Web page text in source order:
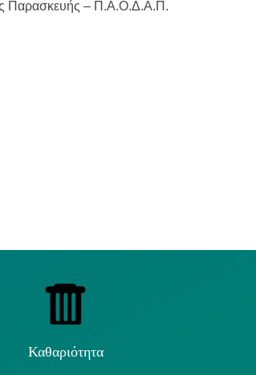
Παρασκευής – Π.Α.Ο.Δ.Α.Π.
Καθαριότητα